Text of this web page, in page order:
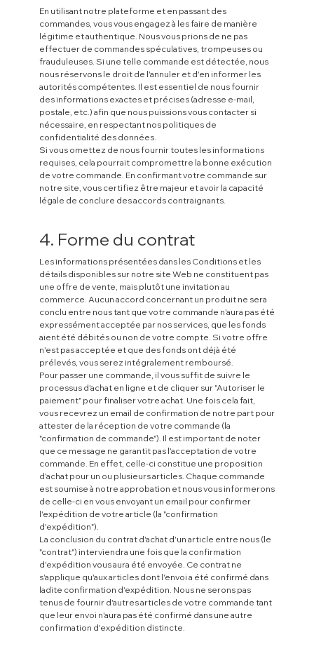
En utilisant notre plateforme et en passant des
commandes, vous vous engagez à les faire de manière
légitime et authentique. Nous vous prions de ne pas
effectuer de commandes spéculatives, trompeuses ou
frauduleuses. Si une telle commande est détectée, nous
nous réservons le droit de l'annuler et d'en informer les
autorités compétentes. Il est essentiel de nous fournir
des informations exactes et précises (adresse e-mail,
postale, etc.) afin que nous puissions vous contacter si
nécessaire, en respectant nos politiques de
confidentialité des données.
Si vous omettez de nous fournir toutes les informations
requises, cela pourrait compromettre la bonne exécution
de votre commande. En confirmant votre commande sur
notre site, vous certifiez être majeur et avoir la capacité
légale de conclure des accords contraignants.
4. Forme du contrat
Les informations présentées dans les Conditions et les
détails disponibles sur notre site Web ne constituent pas
une offre de vente, mais plutôt une invitation au
commerce. Aucun accord concernant un produit ne sera
conclu entre nous tant que votre commande n'aura pas été
expressément acceptée par nos services, que les fonds
aient été débités ou non de votre compte. Si votre offre
n'est pas acceptée et que des fonds ont déjà été
prélevés, vous serez intégralement remboursé.
Pour passer une commande, il vous suffit de suivre le
processus d'achat en ligne et de cliquer sur "Autoriser le
paiement" pour finaliser votre achat. Une fois cela fait,
vous recevrez un email de confirmation de notre part pour
attester de la réception de votre commande (la
"confirmation de commande"). Il est important de noter
que ce message ne garantit pas l'acceptation de votre
commande. En effet, celle-ci constitue une proposition
d'achat pour un ou plusieurs articles. Chaque commande
est soumise à notre approbation et nous vous informerons
de celle-ci en vous envoyant un email pour confirmer
l'expédition de votre article (la "confirmation
d'expédition").
La conclusion du contrat d'achat d'un article entre nous (le
"contrat") interviendra une fois que la confirmation
d'expédition vous aura été envoyée. Ce contrat ne
s'applique qu'aux articles dont l'envoi a été confirmé dans
ladite confirmation d'expédition. Nous ne serons pas
tenus de fournir d'autres articles de votre commande tant
que leur envoi n'aura pas été confirmé dans une autre
confirmation d'expédition distincte.